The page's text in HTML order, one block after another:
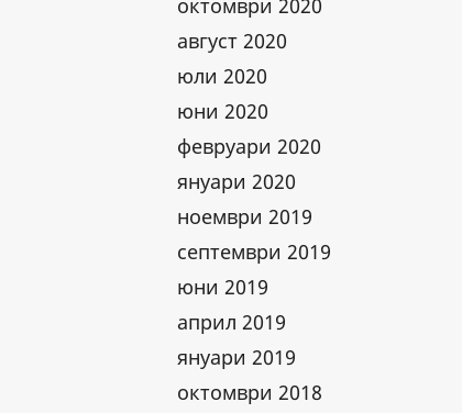
октомври 2020
август 2020
юли 2020
юни 2020
февруари 2020
януари 2020
ноември 2019
септември 2019
юни 2019
април 2019
януари 2019
октомври 2018